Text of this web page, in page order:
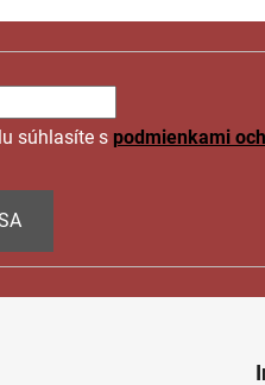
súhlasíte s podmienkami